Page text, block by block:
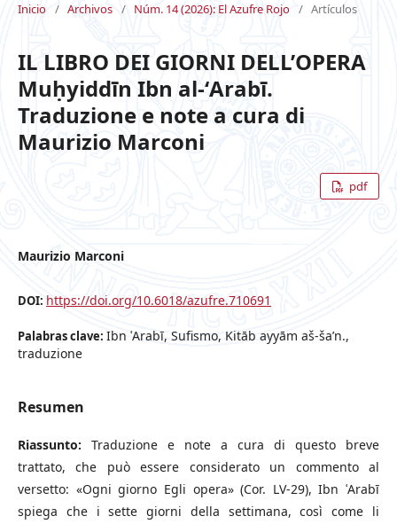
Inicio / Archivos / Núm. 14 (2026): El Azufre Rojo / Artículos
IL LIBRO DEI GIORNI DELL’OPERA
Muḥyiddīn Ibn al-ʻArabī.
Traduzione e note a cura di
Maurizio Marconi
pdf
Maurizio Marconi
DOI: https://doi.org/10.6018/azufre.710691
Palabras clave: Ibn ʿArabī, Sufismo, Kitāb ayyām aš-ša’n.,
traduzione
Resumen
Riassunto: Traduzione e note a cura di questo breve
trattato, che può essere considerato un commento al
versetto: «Ogni giorno Egli opera» (Cor. LV-29), Ibn ʿArabī
spiega che i sette giorni della settimana, così come li